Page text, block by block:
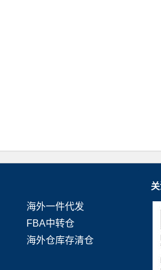
海外一件代发
FBA中转仓
海外仓库存清仓